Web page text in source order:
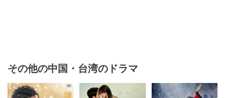
その他の中国・台湾のドラマ